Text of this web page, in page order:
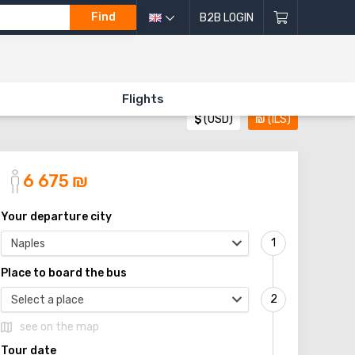
Find B2B LOGIN
Flights
$(USD) ₪(ILS)
6 675 ₪
Your departure city
Naples
Place to board the bus
Select a place
see on the map
Tour date